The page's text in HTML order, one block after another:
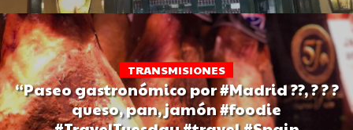
TRANSMISIONES
“Paseo gastronómico por #Madrid ??, ? ? ?
queso, pan, jamón #foodie